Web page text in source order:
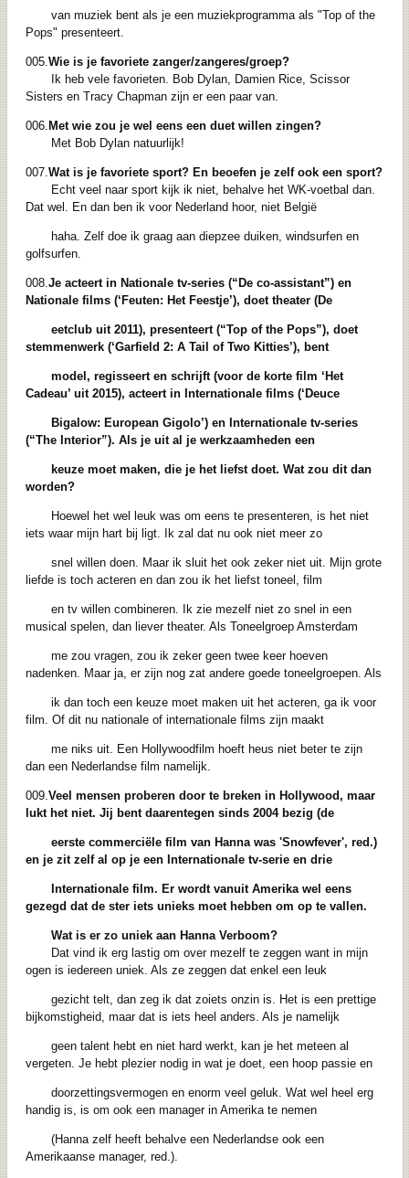
van muziek bent als je een muziekprogramma als "Top of the
Pops" presenteert.
005.Wie is je favoriete zanger/zangeres/groep?
Ik heb vele favorieten. Bob Dylan, Damien Rice, Scissor
Sisters en Tracy Chapman zijn er een paar van.
006. Met wie zou je wel eens een duet willen zingen?
Met Bob Dylan natuurlijk!
007.Wat is je favoriete sport? En beoefen je zelf ook een sport?
Echt veel naar sport kijk ik niet, behalve het WK-voetbal dan.
Dat wel. En dan ben ik voor Nederland hoor, niet België
haha. Zelf doe ik graag aan diepzee duiken, windsurfen en
golfsurfen.
008.Je acteert in Nationale tv-series (“De co-assistant”) en
Nationale films (‘Feuten: Het Feestje’), doet theater (De
eetclub uit 2011), presenteert (“Top of the Pops”), doet
stemmenwerk (‘Garfield 2: A Tail of Two Kitties’), bent
model, regisseert en schrijft (voor de korte film ‘Het
Cadeau’ uit 2015), acteert in Internationale films (‘Deuce
Bigalow: European Gigolo’) en Internationale tv-series
(“The Interior”). Als je uit al je werkzaamheden een
keuze moet maken, die je het liefst doet. Wat zou dit dan
worden?
Hoewel het wel leuk was om eens te presenteren, is het niet
iets waar mijn hart bij ligt. Ik zal dat nu ook niet meer zo
snel willen doen. Maar ik sluit het ook zeker niet uit. Mijn grote
liefde is toch acteren en dan zou ik het liefst toneel, film
en tv willen combineren. Ik zie mezelf niet zo snel in een
musical spelen, dan liever theater. Als Toneelgroep Amsterdam
me zou vragen, zou ik zeker geen twee keer hoeven
nadenken. Maar ja, er zijn nog zat andere goede toneelgroepen. Als
ik dan toch een keuze moet maken uit het acteren, ga ik voor
film. Of dit nu nationale of internationale films zijn maakt
me niks uit. Een Hollywoodfilm hoeft heus niet beter te zijn
dan een Nederlandse film namelijk.
009.Veel mensen proberen door te breken in Hollywood, maar
lukt het niet. Jij bent daarentegen sinds 2004 bezig (de
eerste commerciële film van Hanna was 'Snowfever', red.)
en je zit zelf al op je een Internationale tv-serie en drie
Internationale film. Er wordt vanuit Amerika wel eens
gezegd dat de ster iets unieks moet hebben om op te vallen.
Wat is er zo uniek aan Hanna Verboom?
Dat vind ik erg lastig om over mezelf te zeggen want in mijn
ogen is iedereen uniek. Als ze zeggen dat enkel een leuk
gezicht telt, dan zeg ik dat zoiets onzin is. Het is een prettige
bijkomstigheid, maar dat is iets heel anders. Als je namelijk
geen talent hebt en niet hard werkt, kan je het meteen al
vergeten. Je hebt plezier nodig in wat je doet, een hoop passie en
doorzettingsvermogen en enorm veel geluk. Wat wel heel erg
handig is, is om ook een manager in Amerika te nemen
(Hanna zelf heeft behalve een Nederlandse ook een
Amerikaanse manager, red.).